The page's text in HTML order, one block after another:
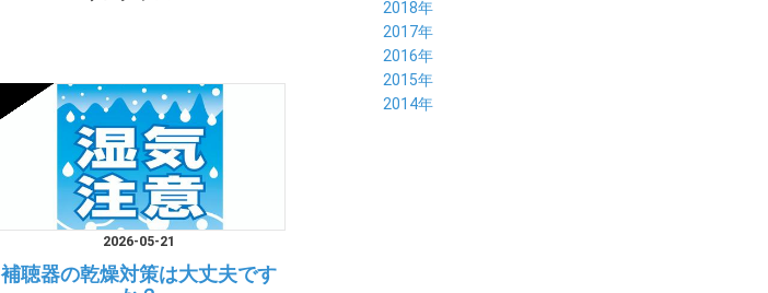
2026-05-21
補聴器の乾燥対策は大丈夫です
05月 (6)
04月 (8)
03月 (6)
02月 (5)
01月 (7)
06月 (6)
05月 (4)
04月 (7)
03月 (6)
02月 (5)
07月 (8)
06月 (8)
05月 (9)
04月 (8)
03月 (8)
08月 (5)
07月 (3)
06月 (5)
05月 (7)
04月 (6)
09月 (5)
08月 (11)
07月 (5)
06月 (6)
05月 (6)
10月 (5)
09月 (8)
08月 (6)
07月 (7)
06月 (6)
12月 (7)
11月 (4)
10月 (8)
09月 (4)
08月 (7)
07月 (3)
2018年
12月 (8)
11月 (7)
10月 (8)
09月 (5)
08月 (7)
2017年
12月 (6)
11月 (6)
10月 (5)
2016年
12月 (8)
11月 (4)
2015年
12月 (8)
2014年